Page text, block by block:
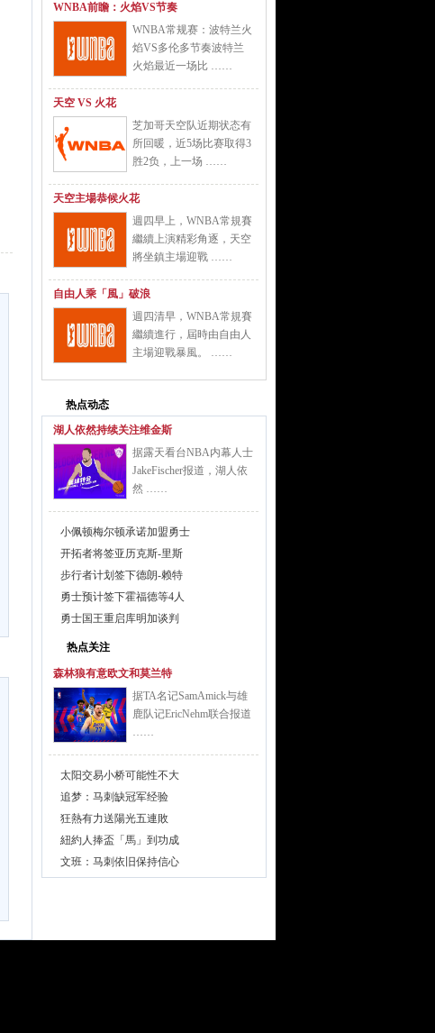
WNBA前瞻：火焰VS节奏
WNBA常规赛：波特兰火
焰VS多伦多节奏波特兰
火焰最近一场比 ……
天空 VS 火花
芝加哥天空队近期状态有
所回暖，近5场比赛取得3
胜2负，上一场 ……
天空主場恭候火花
週四早上，WNBA常規賽
繼續上演精彩角逐，天空
將坐鎮主場迎戰 ……
自由人乘「風」破浪
週四清早，WNBA常規賽
繼續進行，屆時由自由人
主場迎戰暴風。 ……
热点动态
湖人依然持续关注维金斯
据露天看台NBA内幕人士
JakeFischer报道，湖人依
然 ……
小佩顿梅尔顿承诺加盟勇士
开拓者将签亚历克斯-里斯
步行者计划签下德朗-赖特
勇士预计签下霍福德等4人
勇士国王重启库明加谈判
热点关注
森林狼有意欧文和莫兰特
据TA名记SamAmick与雄
鹿队记EricNehm联合报道
……
太阳交易小桥可能性不大
追梦：马刺缺冠军经验
狂熱有力送陽光五連敗
紐約人捧盃「馬」到功成
文班：马刺依旧保持信心